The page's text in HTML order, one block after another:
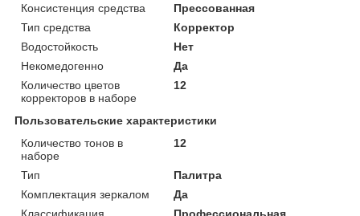
Консистенция средства
Прессованная
Тип средства
Корректор
Водостойкость
Нет
Некомедогенно
Да
Количество цветов
корректоров в наборе
12
Пользовательские характеристики
Количество тонов в
наборе
12
Тип
Палитра
Комплектация зеркалом
Да
Классификация
Профессиональная